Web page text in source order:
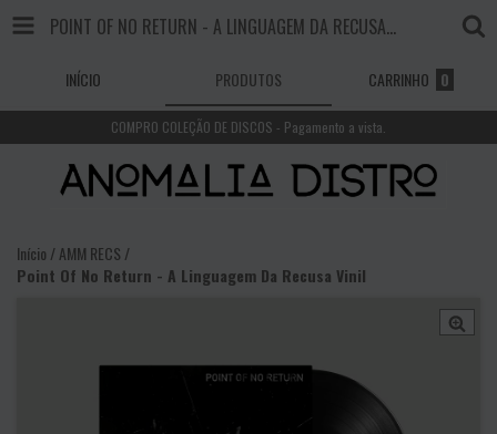
POINT OF NO RETURN - A LINGUAGEM DA RECUSA VINIL
INÍCIO PRODUTOS CARRINHO 0
COMPRO COLEÇÃO DE DISCOS - Pagamento a vista.
Início /AMM RECS /
Point Of No Return - A Linguagem Da Recusa Vinil